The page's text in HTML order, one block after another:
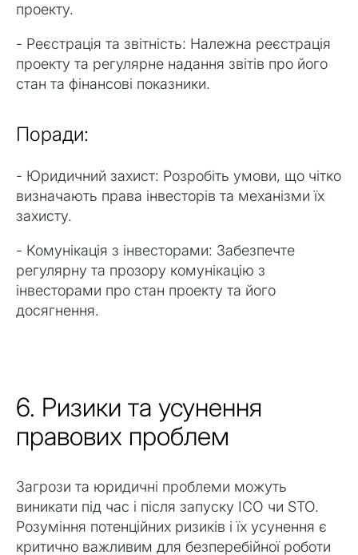
проекту.
- Реєстрація та звітність: Належна реєстрація
проекту та регулярне надання звітів про його
стан та фінансові показники.
Поради:
- Юридичний захист: Розробіть умови, що чітко
визначають права інвесторів та механізми їх
захисту.
- Комунікація з інвесторами: Забезпечте
регулярну та прозору комунікацію з
інвесторами про стан проекту та його
досягнення.
6. Ризики та усунення
правових проблем
Загрози та юридичні проблеми можуть
виникати під час і після запуску ICO чи STO.
Розуміння потенційних ризиків і їх усунення є
критично важливим для безперебійної роботи